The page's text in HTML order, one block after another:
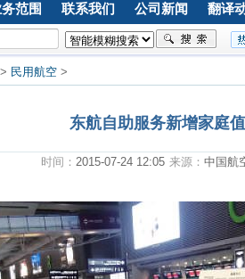
范围 联系我们 公司新闻 翻译
> 民用航空 >
东航自助服务新增家庭
时间： 2015-07-24 12:05 来源： 中国航